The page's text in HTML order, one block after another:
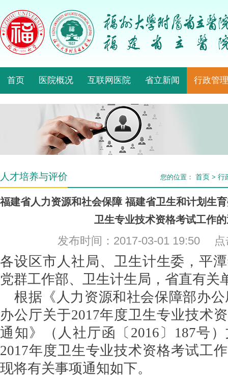
首页 医院概况 互联网医院 省立新闻 行政管理
人才培养与评价 您的位置： 首页 > 行
福建省人力资源和社会保障 福建省卫生和计划生
卫生专业技术资格考试工作
发布时间：2017-03-01 19:50 点
各设区市人社局、卫生计生委，平
党群工作部、卫生计生局，省直有关
根据《人力资源和社会保障部办
办公厅关于2017年度卫生专业技术
通知》（人社厅函〔2016〕187号
2017年度卫生专业技术资格考试工
现将有关事项通知如下。